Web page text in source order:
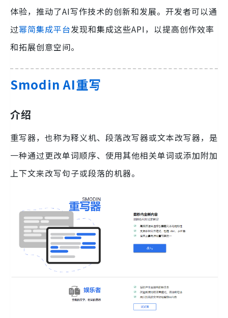
体验，推动了AI写作技术的创新和发展。开发者可以通
过幂简集成平台发现和集成这些API，以提高创作效率
和拓展创意空间。
Smodin AI重写
介绍
重写器，也称为释义机、段落改写器或文本改写器，是
一种通过更改单词顺序、使用其他相关单词或添加附加
上下文来改写句子或段落的机器。